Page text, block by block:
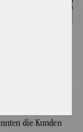
hat
Dreh: Für jede
die Kunden